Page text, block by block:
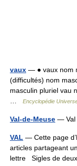
vaux — ● vaux nom
(difficultés) nom
masculin pluriel vau
Encyclopédie
Val-de-Meuse —
VAL — Cette page
articles partageant
lettre Sigles de